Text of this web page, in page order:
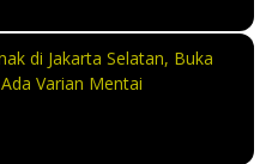
di Jakarta Selatan, Buka
Varian Mentai